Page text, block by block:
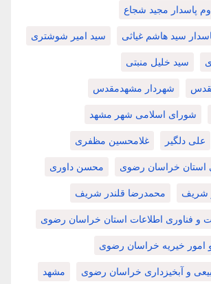
پاسدار مجید شجاع
سید هاشم غیاثی سید امیر شوشتری
سید خلیل منبتی
شهردار مشهدمقدس
شورای اسلامی شهر مشهد
علی دلگیر غلامحسین مظفری
استان خراسان رضوی محسن داوری
شریف محمدرضا قلندر شریف
و فناوری اطلاعات استان خراسان رضوی
امور خیریه خراسان رضوی
و آبخیزداری خراسان رضوی مشهد